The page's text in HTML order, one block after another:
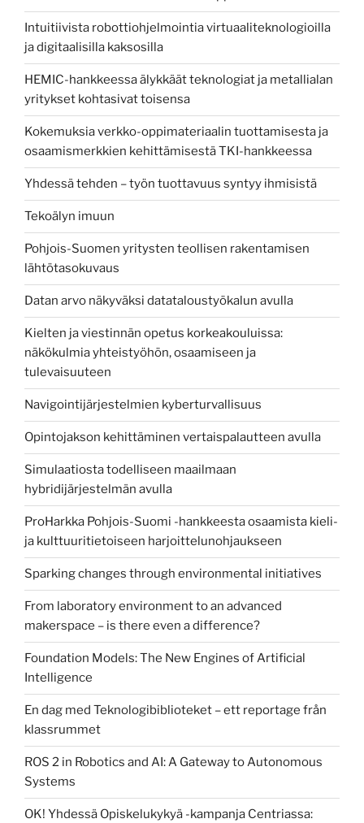
Intuitiivista robottiohjelmointia virtuaaliteknologioilla
ja digitaalisilla kaksosilla
HEMIC-hankkeessa älykkäät teknologiat ja metallialan
yritykset kohtasivat toisensa
Kokemuksia verkko-oppimateriaalin tuottamisesta ja
osaamismerkkien kehittämisestä TKI-hankkeessa
Yhdessä tehden – työn tuottavuus syntyy ihmisistä
Tekoälyn imuun
Pohjois-Suomen yritysten teollisen rakentamisen
lähtötasokuvaus
Datan arvo näkyväksi datataloustyökalun avulla
Kielten ja viestinnän opetus korkeakouluissa:
näkökulmia yhteistyöhön, osaamiseen ja
tulevaisuuteen
Navigointijärjestelmien kyberturvallisuus
Opintojakson kehittäminen vertaispalautteen avulla
Simulaatiosta todelliseen maailmaan
hybridijärjestelmän avulla
ProHarkka Pohjois-Suomi -hankkeesta osaamista kieli-
ja kulttuuritietoiseen harjoittelunohjaukseen
Sparking changes through environmental initiatives
From laboratory environment to an advanced
makerspace – is there even a difference?
Foundation Models: The New Engines of Artificial
Intelligence
En dag med Teknologibiblioteket – ett reportage från
klassrummet
ROS 2 in Robotics and AI: A Gateway to Autonomous
Systems
OK! Yhdessä Opiskelukykyä -kampanja Centriassa: